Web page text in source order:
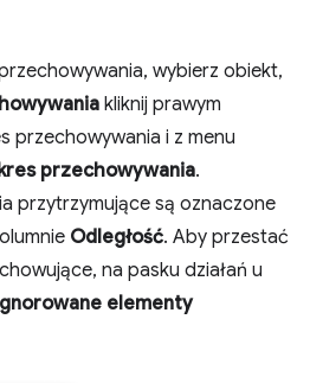
wybierz obiekt,
kliknij prawym
przechowywania i z menu
przechowywania.
przytrzymujące są oznaczone
Odległość. Aby przestać
na pasku działań u
elementy